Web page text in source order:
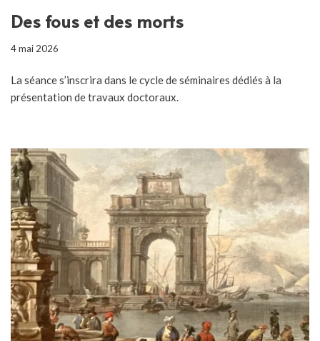
Des fous et des morts
4 mai 2026
La séance s’inscrira dans le cycle de séminaires dédiés à la
présentation de travaux doctoraux.